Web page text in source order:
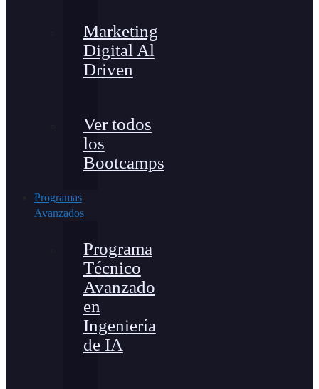
Marketing
Digital Al
Driven
Ver todos
los
Bootcamps
Programas
Avanzados
Programa
Técnico
Avanzado
en
Ingeniería
de IA